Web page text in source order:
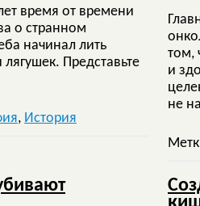
время от времени
о странном
начинал лить
Представьте
, История
том,
и
не